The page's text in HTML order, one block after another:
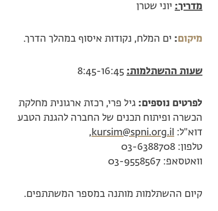
מדריך: יוני שטרן
מיקום: ים המלח, נקודות איסוף במהלך הדרך.
שעות ההשתלמות:
לפרטים נוספים: גיל פרי, רכזת ארגונית מחלקת
הכשרה ופיתוח תכנים של החברה להגנת הטבע
דוא"ל: kursim@spni.org.il
,
טלפון: 03-6388708
וואטסאפ: 03-9558567
קיום ההשתלמות מותנה במספר המשתתפים.